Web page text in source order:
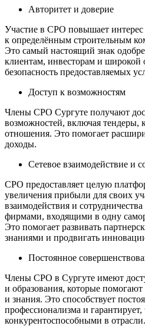
Авторитет и доверие
Участие в СРО повышает интерес
к определённым строительным
Это самый настоящий знак
клиентам, инвесторам и широкой
безопасность предоставляемых
Доступ к возможностям
Члены СРО Сургуте получают
возможностей, включая тендеры,
отношения. Это помогает
доходы.
Сетевое взаимодействие и
СРО предоставляет целую
увеличения прибыли для своих
взаимодействия и
фирмами, входящими в одну
Это помогает развивать
знаниями и продвигать
Постоянное
Члены СРО в Сургуте имеют
и образования, которые
и знания. Это способствует
профессионализма и гарантирует,
конкурентоспособными в отрасли.